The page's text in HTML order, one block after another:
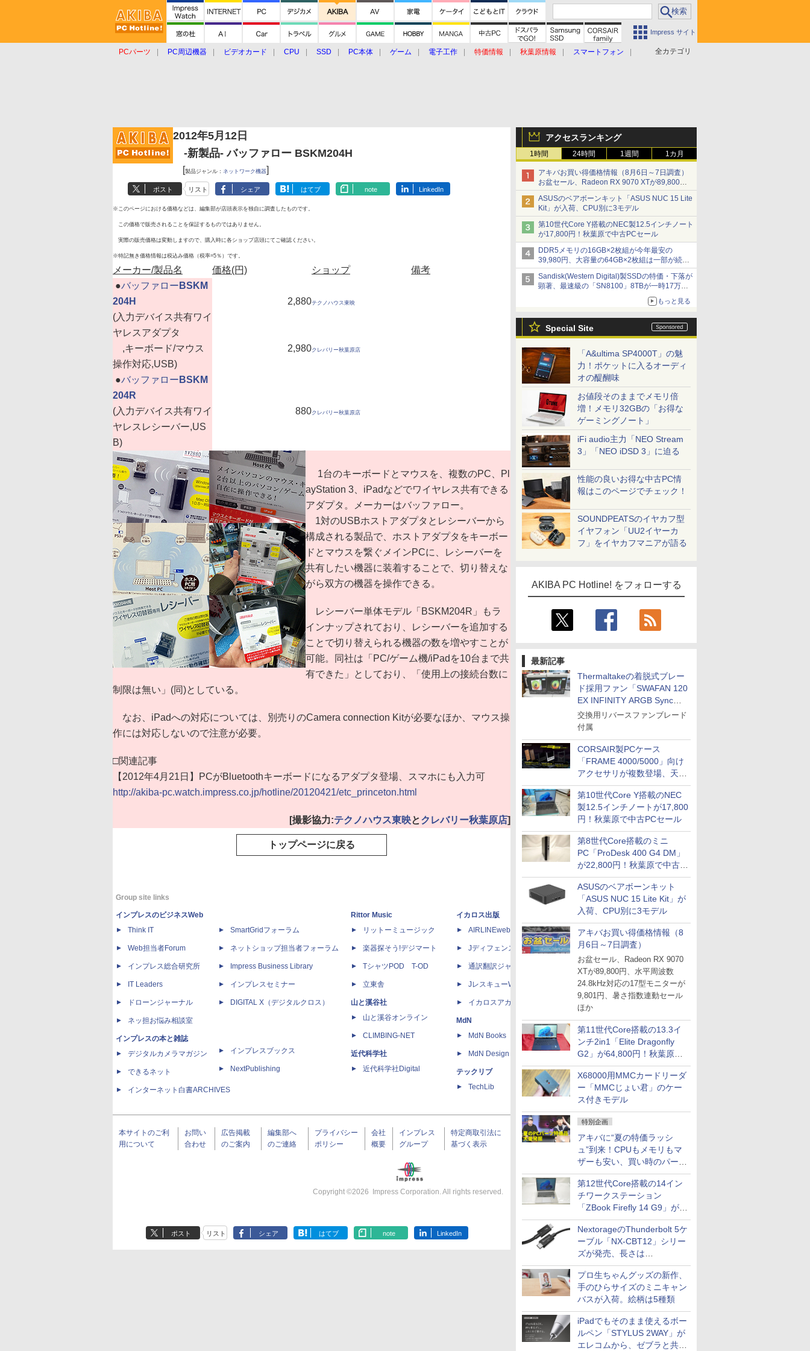
Impress サイト
全カテゴリ
PCパーツ PC周辺機器 ビデオカード CPU SSD PC本体 ゲーム 電子工作 特価情報 秋葉原情報
スマートフォン
アクセスランキング
1時間 24時間 1週間 1カ月
アキバお買い得価格情報（8月6日～7日調査）
お盆セール、Radeon RX 9070 XTが89,800
円、水平周波数24.8kHz対応の17型モニターが
9,801円、暑さ指数連動セール ほか
ASUSのベアボーンキット「ASUS NUC 15 Lite
Kit」が入荷、CPU別に3モデル
第10世代Core Y搭載のNEC製12.5インチノート
が17,800円！秋葉原で中古PCセール
DDR5メモリの16GB×2枚組が今年最安の
39,980円、大容量の64GB×2枚組は一部が続騰
[8月前半のメモリ価格]
Sandisk(Western Digital)製SSDの特価・下落が
顕著、最速級の「SN8100」8TBが一時17万円
もっと見る
Special Site
「A&ultima SP4000T」の魅
力！ポケットに入るオーディ
オの醍醐味
お値段そのままでメモリ倍
増！メモリ32GBの「お得な
ゲーミングノート」
iFi audio主力「NEO Stream
3」「NEO iDSD 3」に迫る
性能の良いお得な中古PC情
報はこのページでチェック！
SOUNDPEATSのイヤカフ型
イヤフォン「UU2イヤーカ
フ」をイヤカフマニアが語る
AKIBA PC Hotline! をフォローする
最新記事
Thermaltakeの着脱式ブレー
ド採用ファン「SWAFAN 120
EX INFINITY ARGB Sync」
に単品パッケージ
交換用リバースファンブレード
付属
CORSAIR製PCケース
「FRAME 4000/5000」向け
アクセサリが複数登場、天然
木製パネルや背面コネクタ対
応トレイなど
第10世代Core Y搭載のNEC
製12.5インチノートが17,800
円！秋葉原で中古PCセール
第8世代Core搭載のミニ
PC「ProDesk 400 G4 DM」
が22,800円！秋葉原で中古
PCセール
ASUSのベアボーンキット
「ASUS NUC 15 Lite Kit」が
入荷、CPU別に3モデル
アキバお買い得価格情報（8
月6日～7日調査）
お盆セール、Radeon RX 9070
XTが89,800円、水平周波数
24.8kHz対応の17型モニターが
9,801円、暑さ指数連動セール
ほか
第11世代Core搭載の13.3イ
ンチ2in1「Elite Dragonfly
G2」が64,800円！秋葉原で
中古PCセール
X68000用MMCカードリーダ
ー「MMCじょい君」のケー
ス付きモデル
特別企画
アキバに“夏の特価ラッシ
ュ”到来！CPUもメモリもマ
ザーも安い、買い時のパーツ
は？【8月7日(金)22時配信】
第12世代Core搭載の14イン
チワークステーション
「ZBook Firefly 14 G9」が
79,800円！秋葉原で中古PC
セール
NextorageのThunderbolt 5ケ
ーブル「NX-CBT12」シリー
ズが発売、長さは
30cm/50cm/1mの3種類
プロ生ちゃんグッズの新作、
手のひらサイズのミニキャン
バスが入荷。絵柄は5種類
iPadでもそのまま使えるボー
ルペン「STYLUS 2WAY」が
エレコムから、ゼブラと共同
2012年5月12日
-新製品- バッファロー BSKM204H
[製品ジャンル： ネットワーク機器]
ポスト リスト シェア はてブ note LinkedIn
※このページにおける価格などは、編集部が店頭表示を独自に調査したものです。
この価格で販売されることを保証するものではありません。
実際の販売価格は変動しますので、購入時に各ショップ店頭にてご確認ください。
※特記無き価格情報は税込み価格（税率=5％）です。
メーカー/製品名 価格(円) ショップ
備考
●バッファロー BSKM
204H
(入力デバイス共有ワイ
ヤレスアダプタ
,キーボード/マウス
操作対応,USB)
2,880テクノハウス東映
2,980クレバリー秋葉原店
●バッファロー BSKM
204R
(入力デバイス共有ワイ
ヤレスレシーバー,US
B)
880クレバリー秋葉原店
1台のキーボードとマウスを、複数のPC、Pl
ayStation 3、iPadなどでワイヤレス共有できる
アダプタ。メーカーはバッファロー。
1対のUSBホストアダプタとレシーバーから
構成される製品で、ホストアダプタをキーボー
ドとマウスを繋ぐメインPCに、レシーバーを
共有したい機器に装着することで、切り替えな
がら双方の機器を操作できる。
レシーバー単体モデル「BSKM204R」もラ
インナップされており、レシーバーを追加する
ことで切り替えられる機器の数を増やすことが
可能。同社は「PC/ゲーム機/iPadを10台まで共
有できた」としており、「使用上の接続台数に
制限は無い」(同)としている。
なお、iPadへの対応については、別売りのCamera connection Kitが必要なほか、マウス操
作には対応しないので注意が必要。
□関連記事
【2012年4月21日】PCがBluetoothキーボードになるアダプタ登場、スマホにも入力可
http://akiba-pc.watch.impress.co.jp/hotline/20120421/etc_princeton.html
[撮影協力:テクノハウス東映とクレバリー秋葉原店]
トップページに戻る
Group site links
インプレスのビジネスWeb
Think IT
Web担当者Forum
インプレス総合研究所
IT Leaders
ドローンジャーナル
ネッ担お悩み相談室
インプレスの本と雑誌
デジタルカメラマガジン
できるネット
インターネット白書ARCHIVES
SmartGridフォーラム
ネットショップ担当者フォーラム
Impress Business Library
インプレスセミナー
DIGITAL X（デジタルクロス）
インプレスブックス
NextPublishing
Rittor Music
リットーミュージック
楽器探そう!デジマート
TシャツPOD T-OD
立東舎
山と溪谷社
山と溪谷オンライン
CLIMBING-NET
近代科学社
近代科学社Digital
イカロス出版
AIRLINEweb
Jディフェンスニュース
通訳翻訳ジャーナル
JレスキューWeb
イカロスアカデミー
MdN
MdN Books
MdN Design Interactive
テックリブ
TechLib
天海社
Comic curea
impress QuickBooks
PUBFUN
パブファンセルフ
TシャツPOD pTa.shop
カスタム写真集POD fabli
Impress Group Publication Informa
tion
本サイトのご利
用について
お問い
合わせ
広告掲載
のご案内
編集部へ
のご連絡
プライバシー
ポリシー
会社
概要
インプレス
グループ
特定商取引法に
基づく表示
Copyright ©2026 Impress Corporation. All rights reserved.
ポスト リスト シェア はてブ note LinkedIn